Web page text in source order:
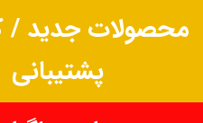
محصولات جدید /
پشتیبانی